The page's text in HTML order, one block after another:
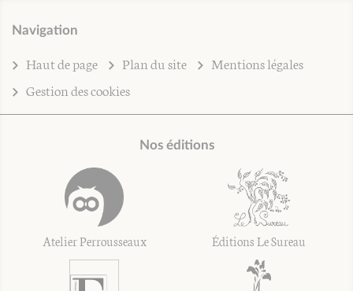
Navigation
Haut de page Plan du site
Mentions légales
Gestion des cookies
Nos éditions
Atelier Perrousseaux Éditions Le Sureau